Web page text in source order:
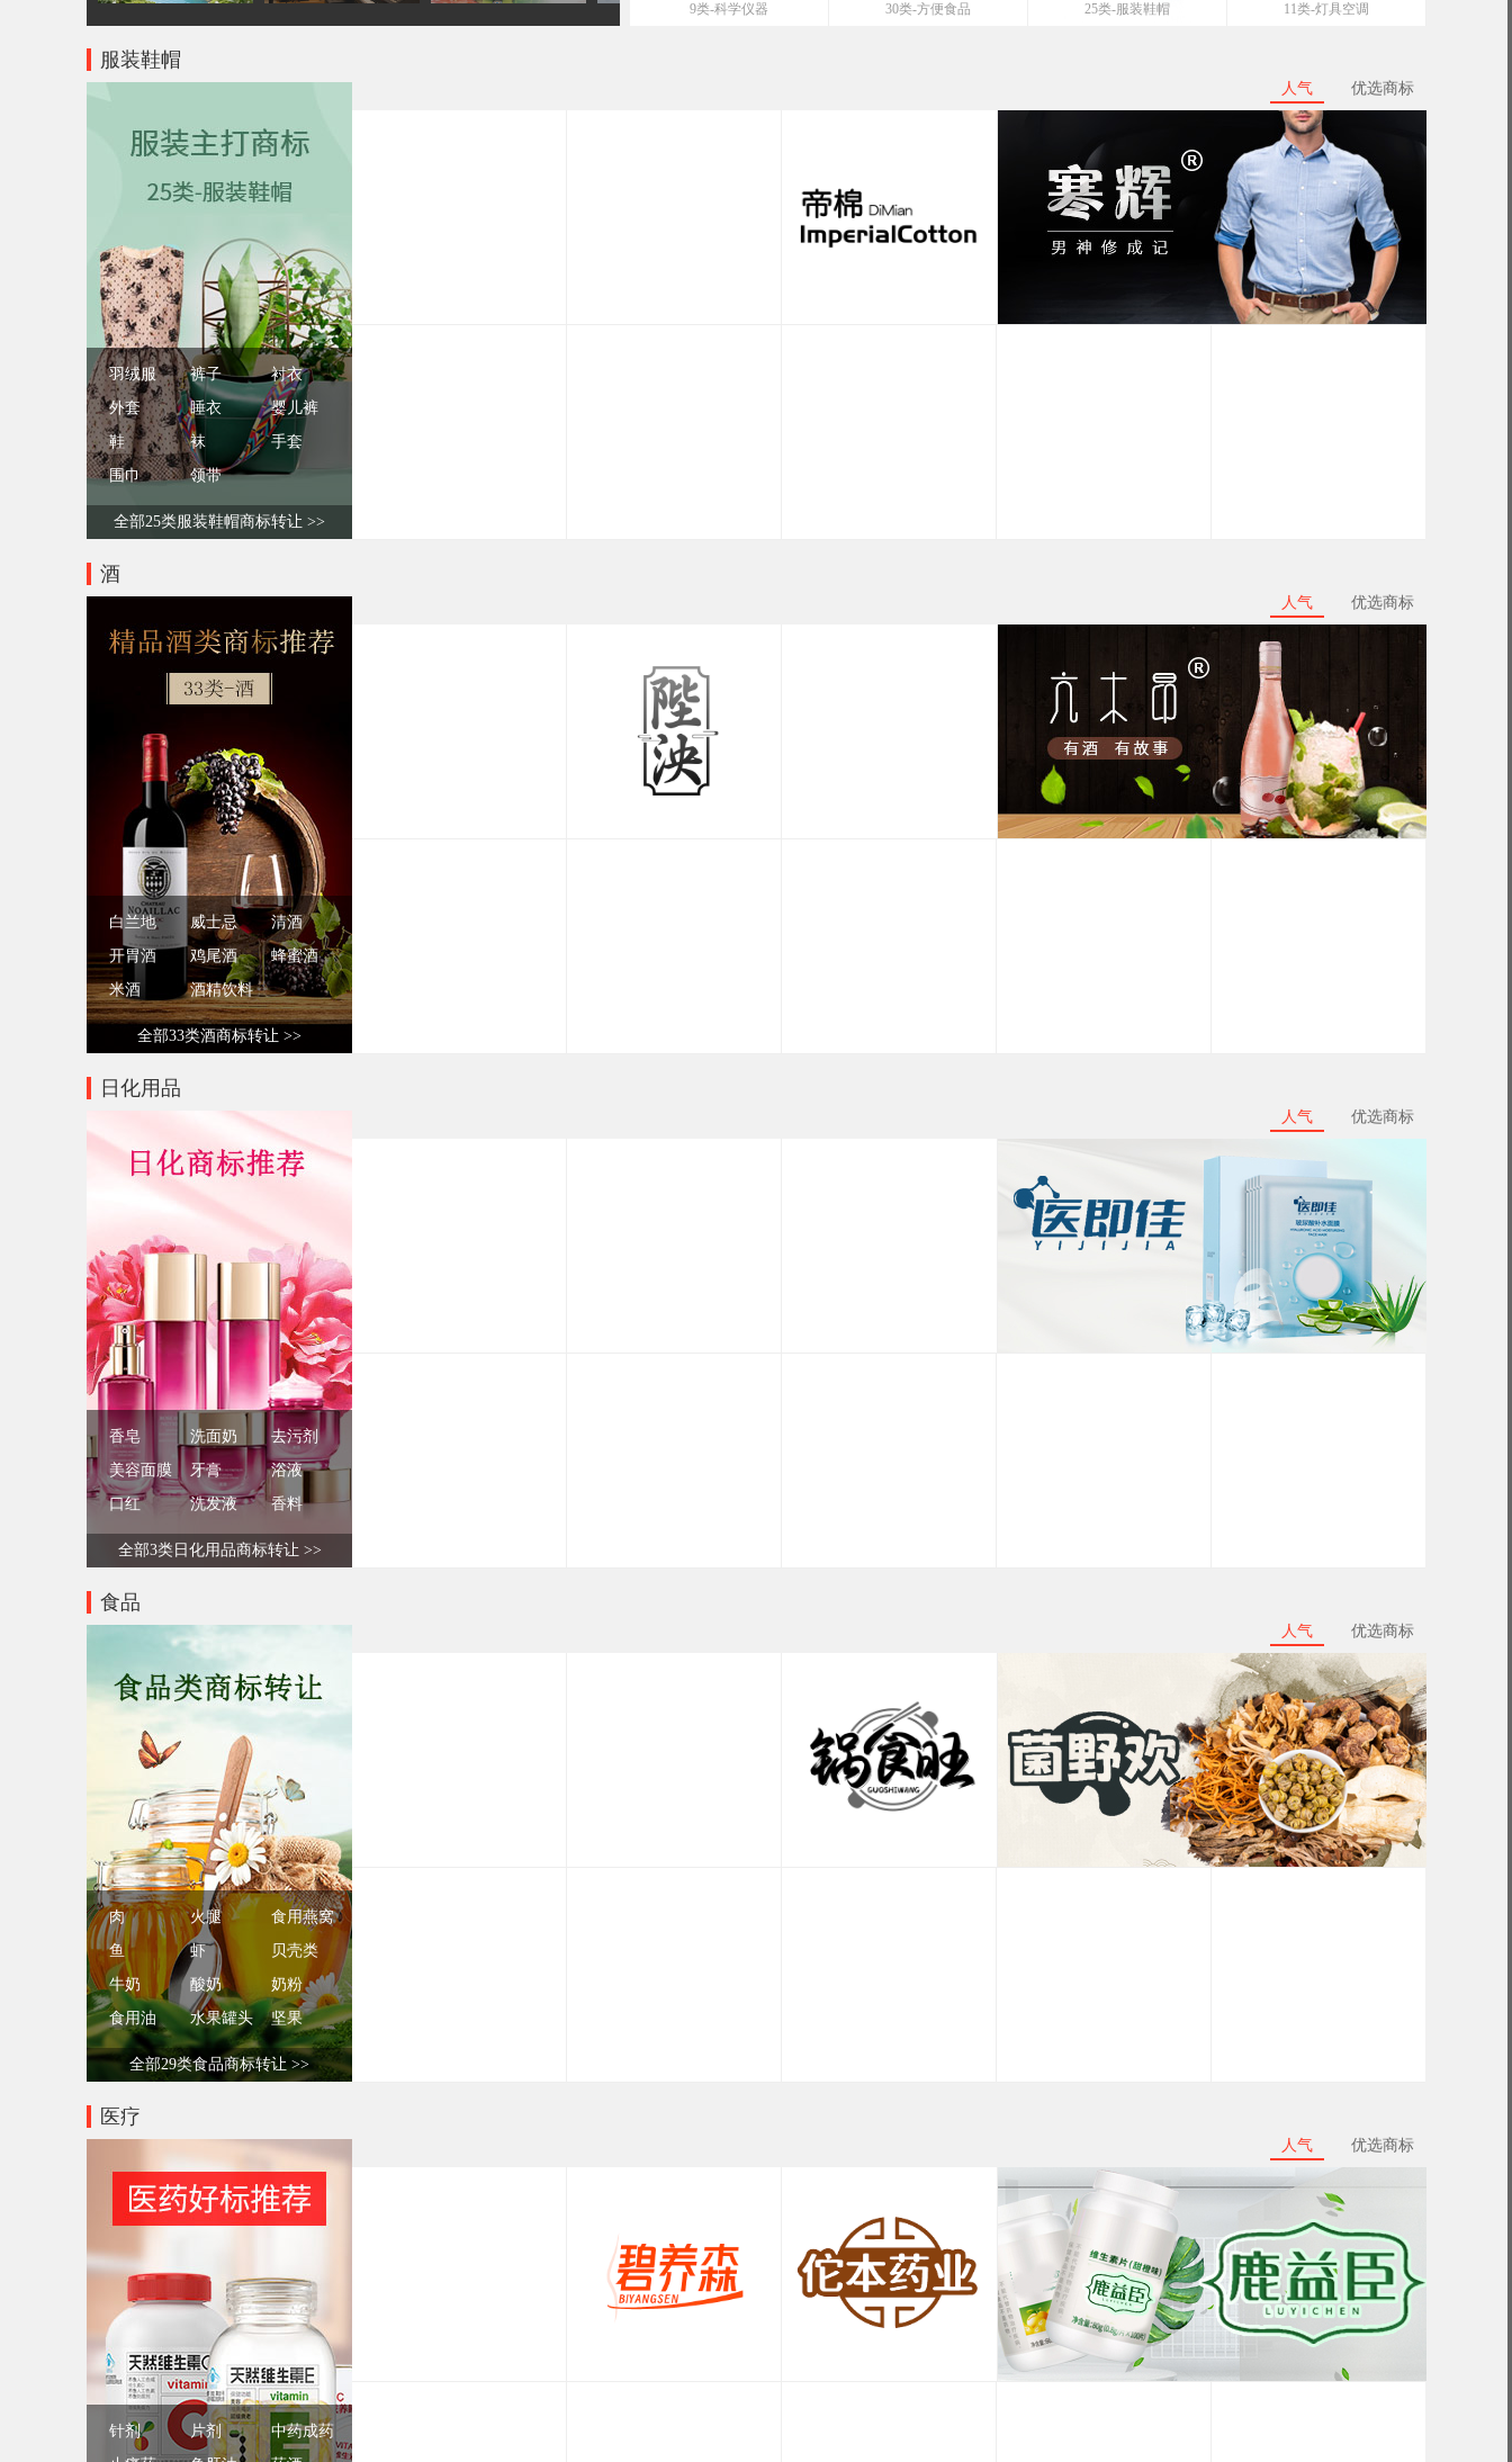
9类-科学仪器 30类-方便食品 25类-服装鞋帽 11类-灯具空调
人气 优选商标
服装鞋帽
羽绒服 裤子
衬衣
外套
睡衣
婴儿裤
鞋
袜
手套
围巾
领带
全部25类服装鞋帽商标转让 >>
人气 优选商标
酒
白兰地 威士忌
清酒
开胃酒
鸡尾酒
蜂蜜酒
米酒
酒精饮料
全部33类酒商标转让 >>
人气 优选商标
日化用品
香皂 洗面奶
去污剂
美容面膜
牙膏
浴液
口红
洗发液 香料
全部3类日化用品商标转让 >>
人气 优选商标
食品
肉 火腿
食用燕窝
鱼
虾
贝壳类
牛奶
酸奶
奶粉
食用油
水果罐头 坚果
全部29类食品商标转让 >>
人气 优选商标
医疗
针剂 片剂
中药成药